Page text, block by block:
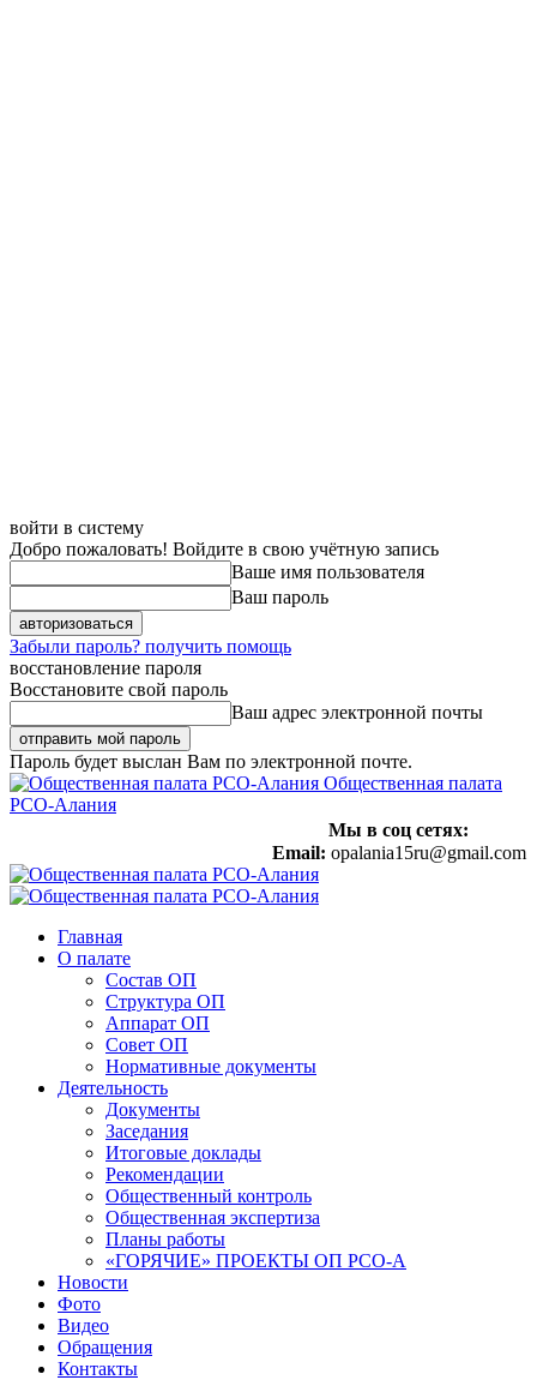
войти в систему
Добро пожаловать! Войдите в свою учётную запись
Ваше имя пользователя
Ваш пароль
Забыли пароль? получить помощь
восстановление пароля
Восстановите свой пароль
Ваш адрес электронной почты
Пароль будет выслан Вам по электронной почте.
Общественная палата
РСО-Алания
Мы в соц сетях:
Email: opalania15ru@gmail.com
Главная
О палате
Состав ОП
Структура ОП
Аппарат ОП
Совет ОП
Нормативные документы
Деятельность
Документы
Заседания
Итоговые доклады
Рекомендации
Общественный контроль
Общественная экспертиза
Планы работы
«ГОРЯЧИЕ» ПРОЕКТЫ ОП РСО-А
Новости
Фото
Видео
Обращения
Контакты